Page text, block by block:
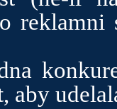
reklamni
aby